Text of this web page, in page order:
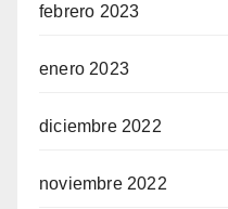
febrero 2023
enero 2023
diciembre 2022
noviembre 2022